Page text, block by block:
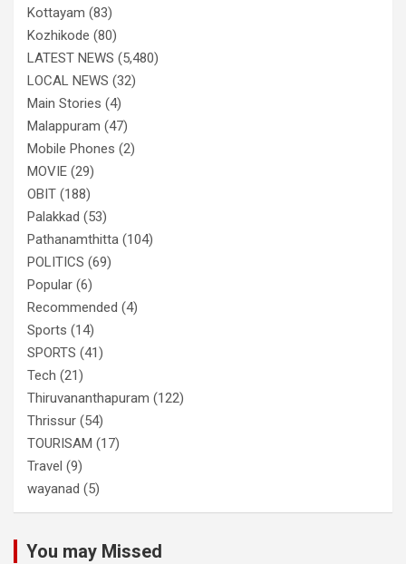
Kottayam (83)
Kozhikode (80)
LATEST NEWS (5,480)
LOCAL NEWS (32)
Main Stories (4)
Malappuram (47)
Mobile Phones (2)
MOVIE (29)
OBIT (188)
Palakkad (53)
Pathanamthitta (104)
POLITICS (69)
Popular (6)
Recommended (4)
Sports (14)
SPORTS (41)
Tech (21)
Thiruvananthapuram (122)
Thrissur (54)
TOURISAM (17)
Travel (9)
wayanad (5)
You may Missed